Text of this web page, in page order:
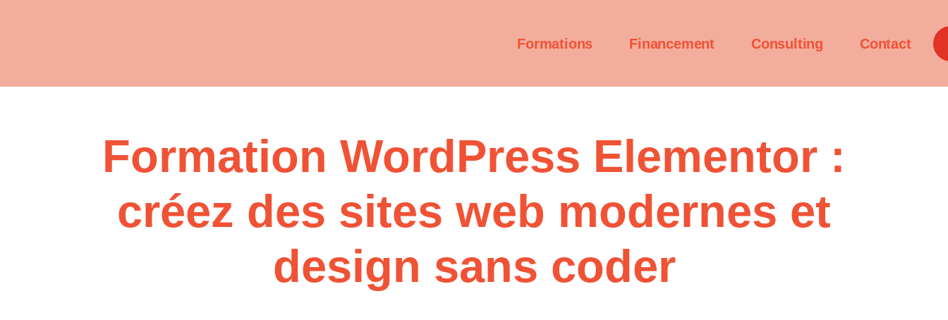
Formations Financement Consulting Contact
Formation WordPress Elementor :
créez des sites web modernes et
design sans coder